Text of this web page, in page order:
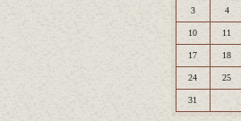
3 4
10 11
17 18
24 25
31